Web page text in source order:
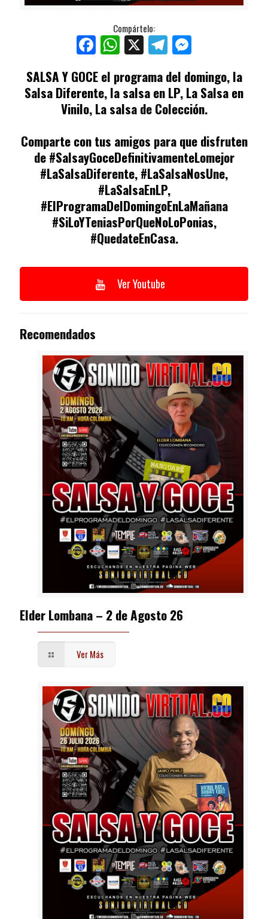
Compártelo:
Facebook
WhatsApp
X Telegram
SALSA Y GOCEel programa del domingo, la
Salsa Diferente, la salsa en LP, La Salsa en
Vinilo, La salsa de Colección.
Comparte con tus amigos para que disfruten
de #SalsayGoceDefinitivamenteLomejor
#LaSalsaDiferente, #LaSalsaNosUne,
#LaSalsaEnLP,
#ElProgramaDelDomingoEnLaMañana
#SiLoYTeniasPorQueNoLoPonias,
#QuedateEnCasa.
Ver Youtube
Recomendados
Elder Lombana – 2 de Agosto 26
Ver Más